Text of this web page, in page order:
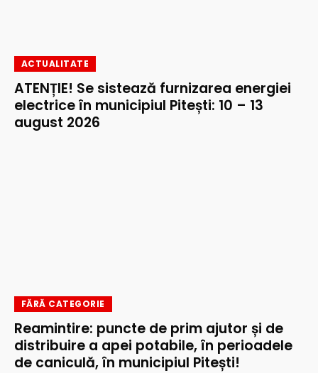
ACTUALITATE
ATENȚIE! Se sistează furnizarea energiei
electrice în municipiul Pitești: 10 – 13
august 2026
FĂRĂ CATEGORIE
Reamintire: puncte de prim ajutor și de
distribuire a apei potabile, în perioadele
de caniculă, în municipiul Pitești!